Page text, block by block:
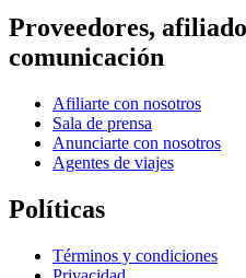
Proveedores,
comunicación
Afiliarte con nosotros
Sala de prensa
Anunciarte con nosotros
Agentes de viajes
Políticas
Términos y condiciones